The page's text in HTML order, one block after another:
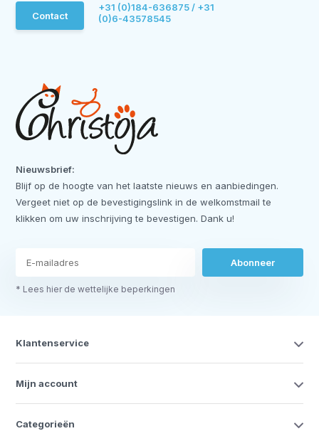
Contact
+31 (0)184-636875 / +31
(0)6-43578545
Nieuwsbrief:
Blijf op de hoogte van het laatste nieuws en aanbiedingen.
Vergeet niet op de bevestigingslink in de welkomstmail te
klikken om uw inschrijving te bevestigen. Dank u!
Abonneer
* Lees hier de wettelijke beperkingen
Klantenservice
Mijn account
Categorieën